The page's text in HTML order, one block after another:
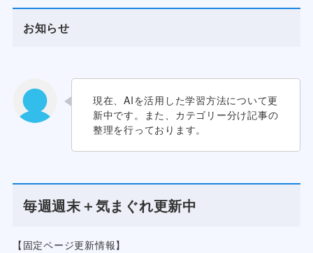
お知らせ
現在、AIを活用した学習方法について更
新中です。また、カテゴリー分け記事の
整理を行っております。
毎週週末＋気まぐれ更新中
【固定ページ更新情報】